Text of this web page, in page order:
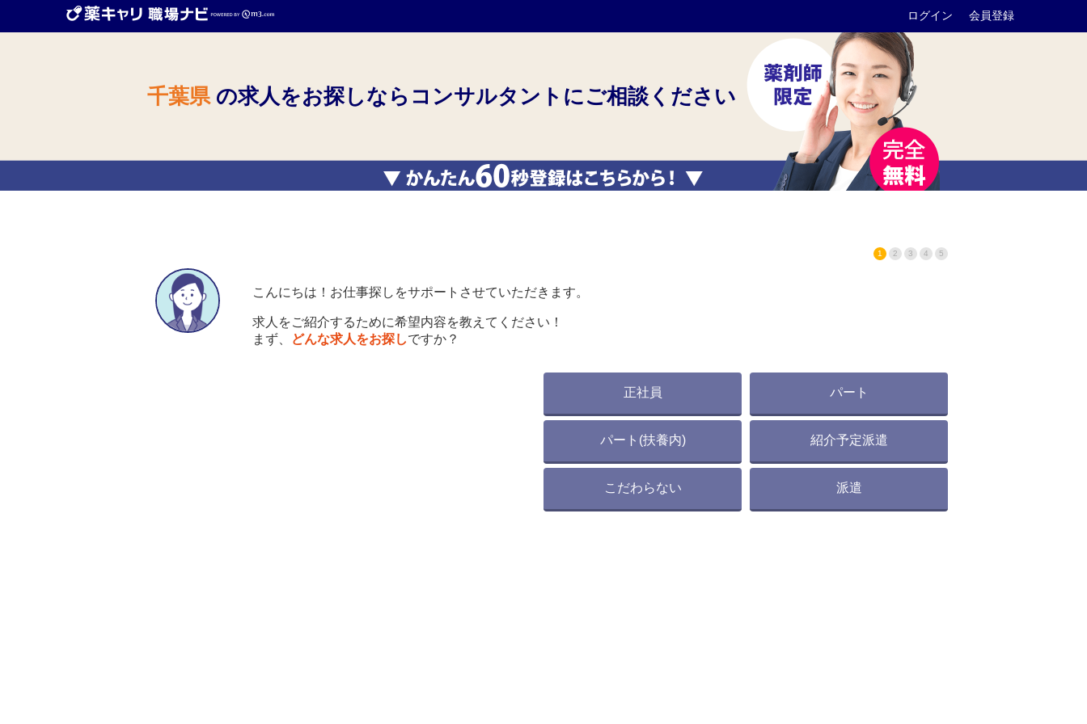
ログイン 会員登録
千葉県の求人をお探しならコンサルタントにご相談ください
1 2 3 4 5
こんにちは！お仕事探しをサポートさせていただきます。
求人をご紹介するために希望内容を教えてください！
まず、
どんな求人をお探しですか？
正社員 パート
パート(扶養内) 紹介予定派遣
こだわらない 派遣